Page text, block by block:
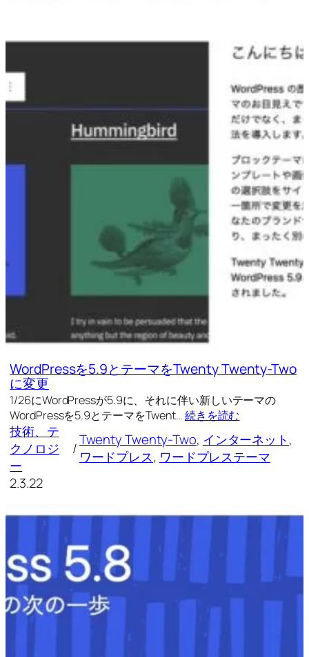
WordPressを5.9とテーマをTwenty Twenty-Two
に変更
1/26にWordPressが5.9に、それに伴い新しいテーマの
WordPressを5.9とテーマをTwent…続きを読む
技術、テ
クノロジ
ー
/Twenty Twenty-Two, インターネット
ワードプレス, ワードプレステーマ
2.3.22